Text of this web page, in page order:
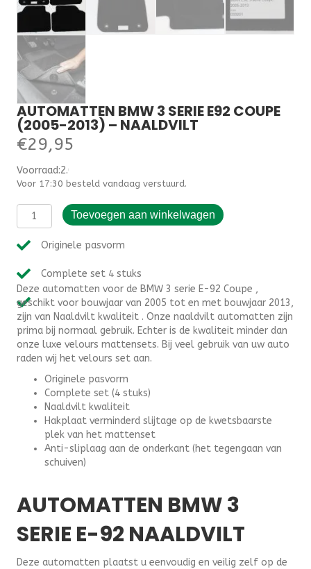
AUTOMATTEN BMW 3 SERIE E92 COUPE
(2005-2013) – NAALDVILT
€29,95
Voorraad:2.000000
Voor 17:30 besteld vandaag verstuurd.
Automatten
BMW
serie
Coupe
(2005-
2013)
-
Naaldvilt
aantal
Toevoegen aan winkelwagen
Originele pasvorm
Complete set 4 stuks
Deze automatten voor de BMW 3 serie E-92 Coupe ,
geschikt voor bouwjaar van 2005 tot en met bouwjaar 2013,
zijn van Naaldvilt kwaliteit . Onze naaldvilt automatten zijn
prima bij normaal gebruik. Echter is de kwaliteit minder dan
onze luxe velours mattensets. Bij veel gebruik van uw auto
raden wij het velours set aan.
Originele pasvorm
Complete set (4 stuks)
Naaldvilt kwaliteit
Hakplaat verminderd slijtage op de kwetsbaarste
plek van het mattenset
Anti-sliplaag aan de onderkant (het tegengaan van
schuiven)
AUTOMATTEN BMW 3
SERIE E-92 NAALDVILT
Deze automatten plaatst u eenvoudig en veilig zelf op de